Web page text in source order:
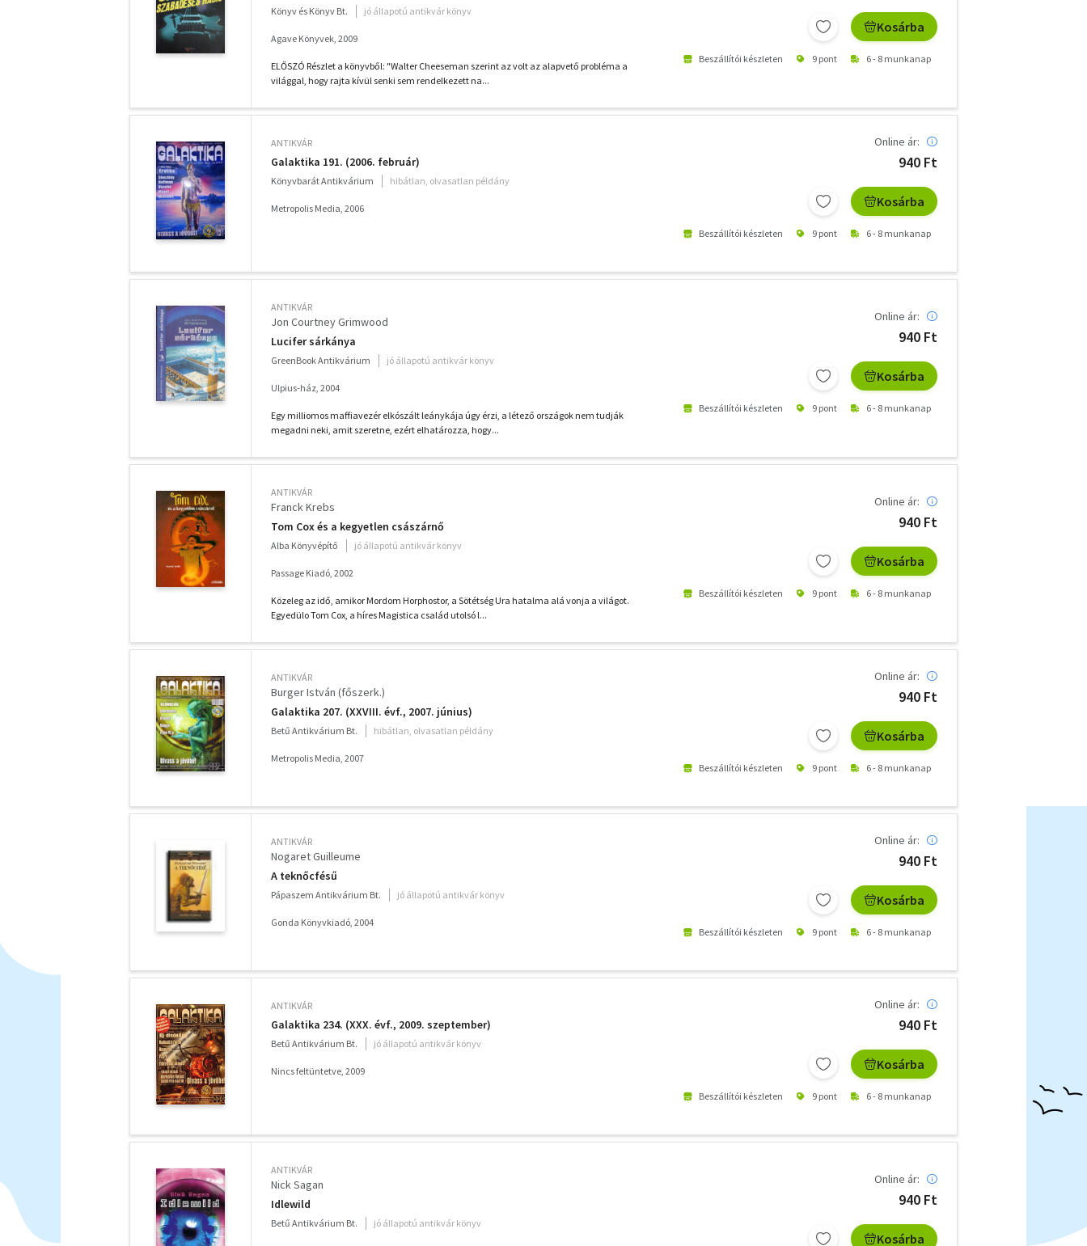
Könyv és Könyv Bt. jó állapotú antikvár könyv
Agave Könyvek, 2009
ELŐSZÓ Részlet a könyvből: "Walter Cheeseman szerint az volt az alapvető probléma a
világgal, hogy rajta kívül senki sem rendelkezett na...
Kosárba
Beszállítói készleten 9 pont 6 - 8 munkanap
ANTIKVÁR
Galaktika 191. (2006. február)
Könyvbarát Antikvárium hibátlan, olvasatlan példány
Metropolis Media, 2006
Online ár:
940 Ft
Kosárba
Beszállítói készleten 9 pont 6 - 8 munkanap
ANTIKVÁR
Jon Courtney Grimwood
Lucifer sárkánya
GreenBook Antikvárium jó állapotú antikvár könyv
Ulpius-ház, 2004
Egy milliomos maffiavezér elkószált leánykája úgy érzi, a létező országok nem tudják
megadni neki, amit szeretne, ezért elhatározza, hogy...
Online ár:
940 Ft
Kosárba
Beszállítói készleten 9 pont 6 - 8 munkanap
ANTIKVÁR
Franck Krebs
Tom Cox és a kegyetlen császárnő
Alba Könyvépítő jó állapotú antikvár könyv
Passage Kiadó, 2002
Közeleg az idő, amikor Mordom Horphostor, a Sötétség Ura hatalma alá vonja a világot.
Egyedülo Tom Cox, a híres Magistica család utolsó l...
Online ár:
940 Ft
Kosárba
Beszállítói készleten 9 pont 6 - 8 munkanap
ANTIKVÁR
Burger István (főszerk.)
Galaktika 207. (XXVIII. évf., 2007. június)
Betű Antikvárium Bt. hibátlan, olvasatlan példány
Metropolis Media, 2007
Online ár:
940 Ft
Kosárba
Beszállítói készleten 9 pont 6 - 8 munkanap
ANTIKVÁR
Nogaret Guilleume
A teknőcfésű
Pápaszem Antikvárium Bt. jó állapotú antikvár könyv
Gonda Könyvkiadó, 2004
Online ár:
940 Ft
Kosárba
Beszállítói készleten 9 pont 6 - 8 munkanap
ANTIKVÁR
Galaktika 234. (XXX. évf., 2009. szeptember)
Betű Antikvárium Bt. jó állapotú antikvár könyv
Nincs feltüntetve, 2009
Online ár:
940 Ft
Kosárba
Beszállítói készleten 9 pont 6 - 8 munkanap
ANTIKVÁR
Nick Sagan
Idlewild
Betű Antikvárium Bt. jó állapotú antikvár könyv
Online ár:
940 Ft
Kosárba